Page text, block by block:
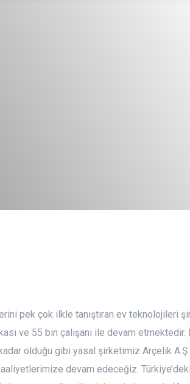
pek çok ilkle tanıştıran ev teknolojileri
ve 55 bin çalışanı ile devam etmektedir.
olduğu gibi yasal şirketimiz Arçelik
devam edeceğiz.